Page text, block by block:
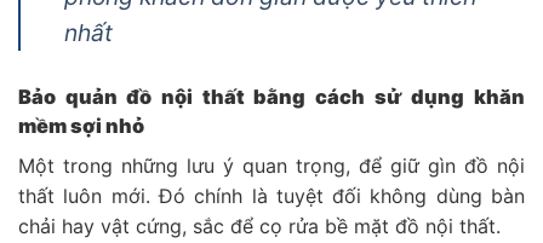
nhất
Bảo quản đồ nội thất bằng cách sử dụng khăn
mềm sợi nhỏ
Một trong những lưu ý quan trọng, để giữ gìn đồ nội
thất luôn mới. Đó chính là tuyệt đối không dùng bàn
chải hay vật cứng, sắc để cọ rửa bề mặt đồ nội thất.